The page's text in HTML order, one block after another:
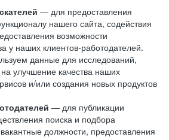
— для предоставления
нашего сайта, содействия
возможности
у наших клиентов-работодателей.
данные для исследований,
улучшение качества наших
и/или создания новых продуктов
— для публикации
поиска и подбора
должности, предоставления